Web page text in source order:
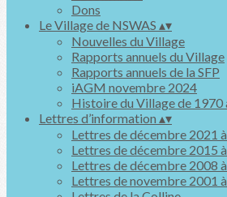
Dons
Le Village de NSWAS ▴▾
Nouvelles du Village
Rapports annuels du Village
Rapports annuels de la SFP
iAGM novembre 2024
Histoire du Village de 1970
Lettres d’information ▴▾
Lettres de décembre 2021
Lettres de décembre 2015
Lettres de décembre 2008
Lettres de novembre 2001